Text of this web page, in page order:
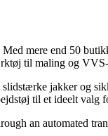
mere end 50
til maling og
jakker og
til et ideelt valg
an automated